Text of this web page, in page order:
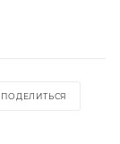
ПОДЕЛИТЬСЯ